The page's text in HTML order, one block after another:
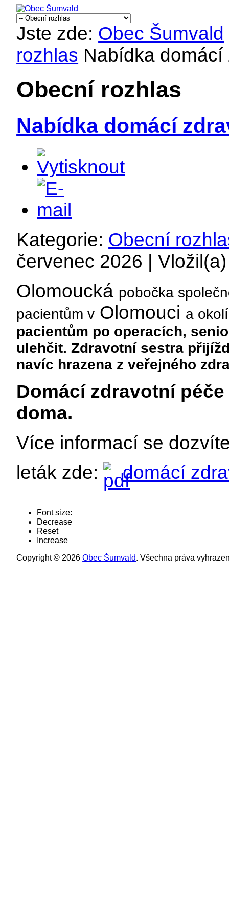
Jste zde: Obec Šumvald
rozhlas Nabídka
Obecní rozhlas
Nabídka domácí
Kategorie: Obecní
červenec 2026 |
Olomoucká pobočka
pacientům v Olomouci a
pacientům po operacích,
ulehčit. Zdravotní sestra
navíc hrazena z veřejného
Domácí zdravotní
doma.
Více informací se
leták zde:
domácí
Font size:
Decrease
Reset
Increase
Copyright © 2026Obec Šumvald. Všechna práva